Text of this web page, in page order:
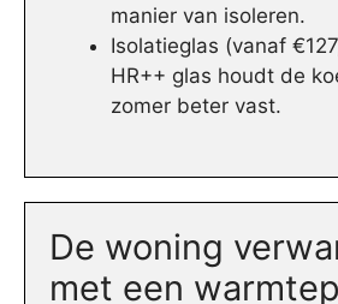
manier van isoleren.
Isolatieglas (vanaf
HR++ glas houdt de
zomer beter vast.
De woning
met een